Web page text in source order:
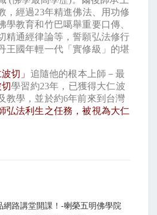
，經過23年精進佛法、用功修
學教育和竹巴噶舉重要口傳、
精通經律論等，誓願弘法修行
王國年輕一代「實修級」的堪
切」 追隨他的根本上師－最
切學習約23年，已獲得大仁波
教學，並於約6年前來到台灣
弘法利生之任務，被視為大仁
網路講堂開課！-喇榮五明佛學院